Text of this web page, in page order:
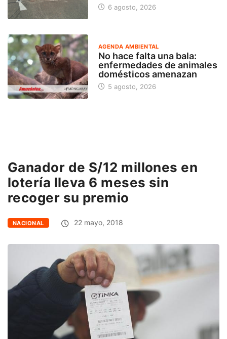
6 agosto, 2026
AGENDA AMBIENTAL
No hace falta una bala:
enfermedades de animales
domésticos amenazan
5 agosto, 2026
Ganador de S/12 millones en
lotería lleva 6 meses sin
recoger su premio
NACIONAL 22 mayo, 2018